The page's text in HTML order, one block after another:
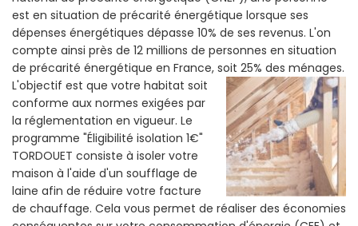
est en situation de précarité énergétique lorsque ses
dépenses énergétiques dépasse 10% de ses revenus. L'on
compte ainsi près de 12 millions de personnes en situation
de précarité énergétique en France, soit 25% des ménages.
L'objectif est que votre habitat soit
conforme aux normes exigées par
la réglementation en vigueur. Le
programme "Éligibilité isolation 1€"
TORDOUET consiste à isoler votre
maison à l'aide d'un soufflage de
laine afin de réduire votre facture
de chauffage. Cela vous permet de réaliser des économies